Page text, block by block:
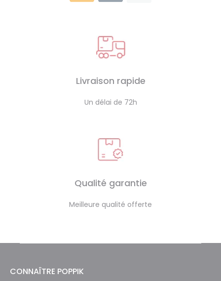
Livraison rapide
Un délai de 72h
Qualité garantie
Meilleure qualité offerte
CONNAÎTRE POPPIK